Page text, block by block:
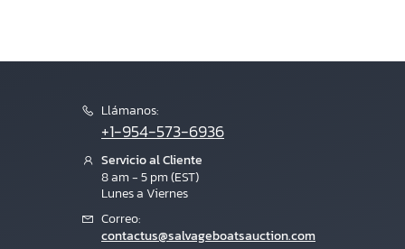
Llámanos:
+1-954-573-6936
Servicio al Cliente
8 am - 5 pm (EST)
Lunes a Viernes
Correo:
contactus@salvageboatsauction.com